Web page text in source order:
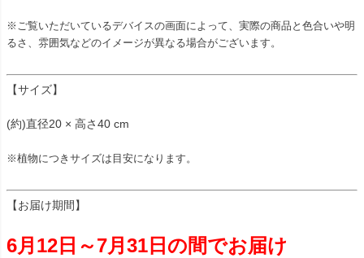
※ご覧いただいているデバイスの画面によって、実際の商品と色合いや明
るさ、雰囲気などのイメージが異なる場合がございます。
【サイズ】
(約)直径20 × 高さ40 cm
※植物につきサイズは目安になります。
【お届け期間】
6月12日～7月31日の間でお届け